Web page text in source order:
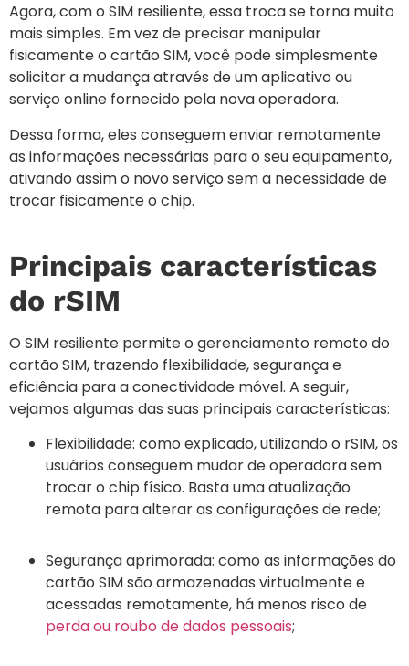
Agora, com o SIM resiliente, essa troca se torna muito
mais simples. Em vez de precisar manipular
fisicamente o cartão SIM, você pode simplesmente
solicitar a mudança através de um aplicativo ou
serviço online fornecido pela nova operadora.
Dessa forma, eles conseguem enviar remotamente
as informações necessárias para o seu equipamento,
ativando assim o novo serviço sem a necessidade de
trocar fisicamente o chip.
Principais características
do rSIM
O SIM resiliente permite o gerenciamento remoto do
cartão SIM, trazendo flexibilidade, segurança e
eficiência para a conectividade móvel. A seguir,
vejamos algumas das suas principais características:
Flexibilidade: como explicado, utilizando o rSIM, os
usuários conseguem mudar de operadora sem
trocar o chip físico. Basta uma atualização
remota para alterar as configurações de rede;
Segurança aprimorada: como as informações do
cartão SIM são armazenadas virtualmente e
acessadas remotamente, há menos risco de
perda ou roubo de dados pessoais;